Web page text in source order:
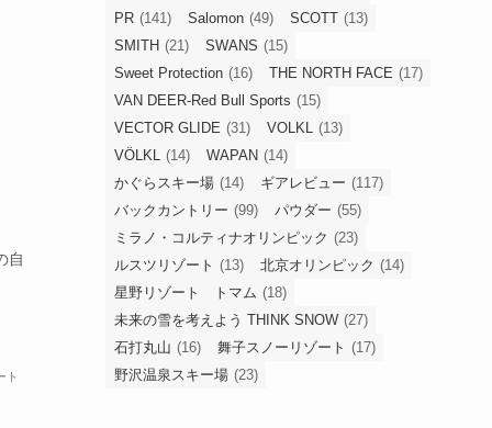
自
ト
PR (141) Salomon (49) SCOTT (13)
SMITH (21) SWANS (15)
Sweet Protection (16) THE NORTH FACE (17)
VAN DEER-Red Bull Sports (15)
VECTOR GLIDE (31) VOLKL (13)
VÖLKL (14) WAPAN (14)
かぐらスキー場 (14) ギアレビュー (117)
バックカントリー (99) パウダー (55)
ミラノ・コルティナオリンピック (23)
ルスツリゾート (13) 北京オリンピック (14)
星野リゾート トマム (18)
未来の雪を考えよう THINK SNOW (27)
石打丸山 (16) 舞子スノーリゾート (17)
野沢温泉スキー場 (23)